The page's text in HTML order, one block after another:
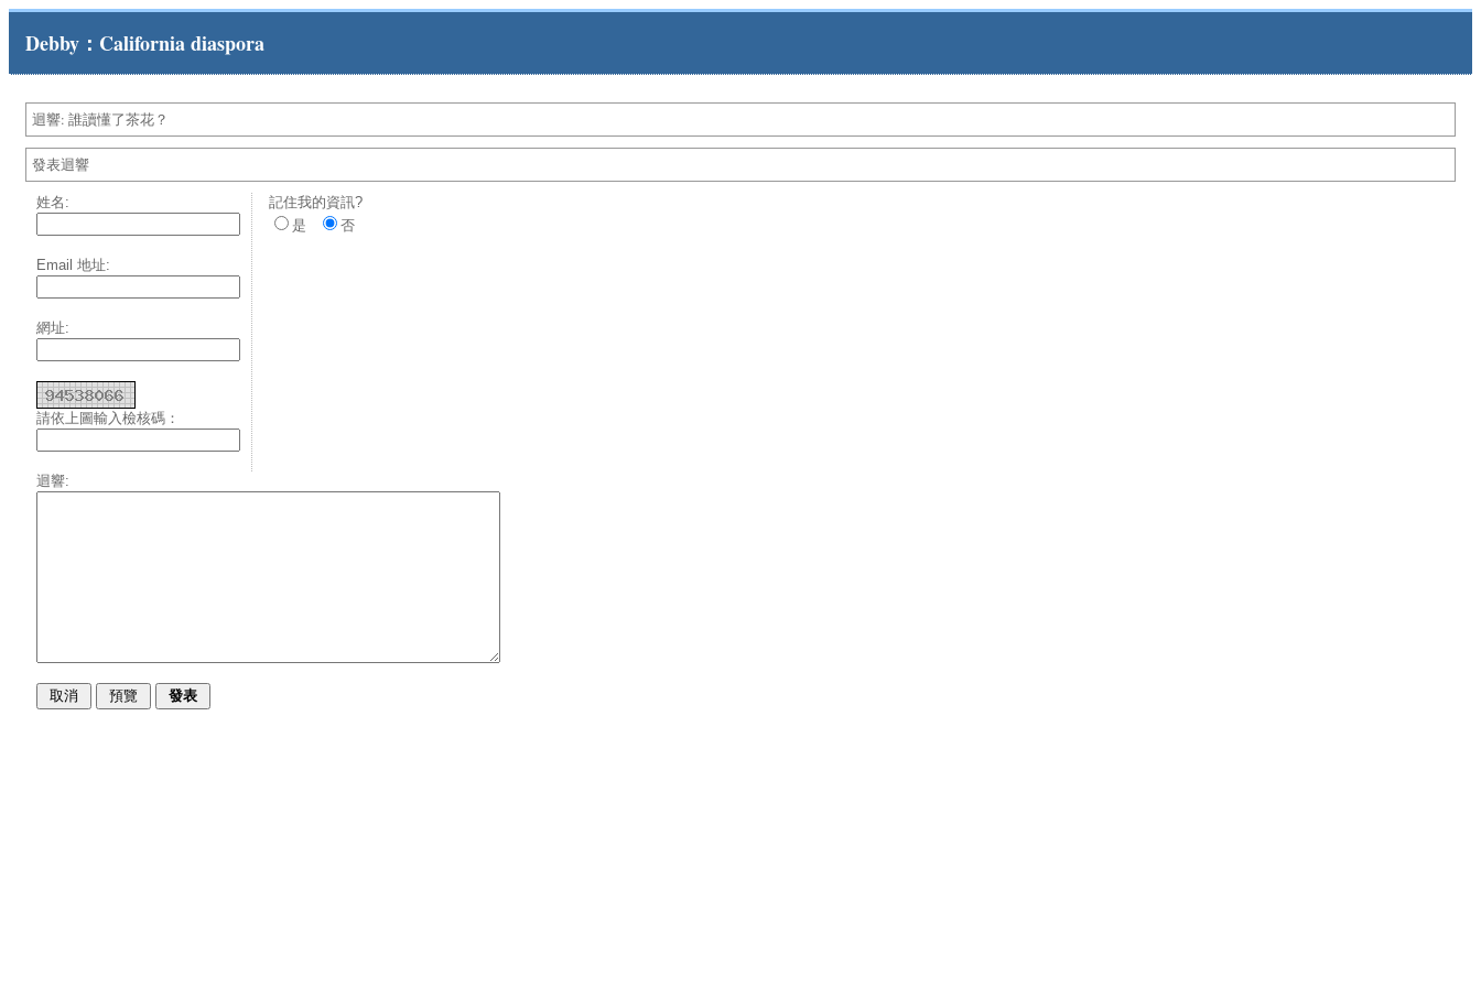
Debby：California diaspora
迴響: 誰讀懂了茶花？
發表迴響
姓名:
Email 地址:
網址:
請依上圖輸入檢核碼：
記住我的資訊?
是
否
迴響: